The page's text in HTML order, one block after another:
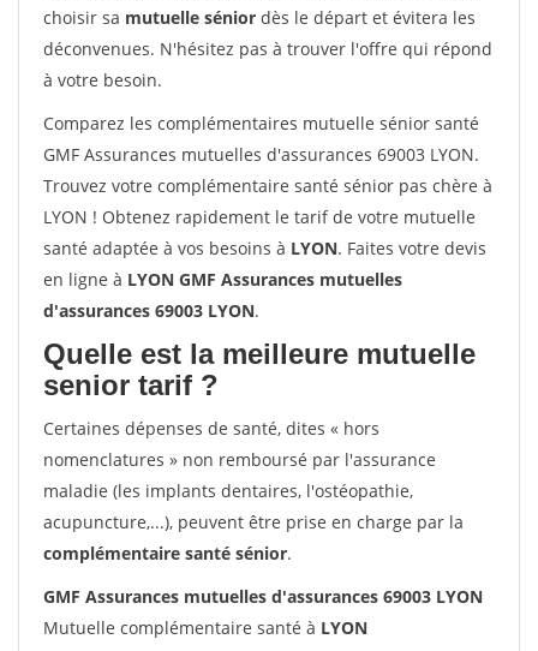
choisir sa mutuelle sénior dès le départ et évitera les
déconvenues. N'hésitez pas à trouver l'offre qui répond
à votre besoin.
Comparez les complémentaires mutuelle sénior santé
GMF Assurances mutuelles d'assurances 69003 LYON.
Trouvez votre complémentaire santé sénior pas chère à
LYON ! Obtenez rapidement le tarif de votre mutuelle
santé adaptée à vos besoins à LYON. Faites votre devis
en ligne à LYON GMF Assurances mutuelles
d'assurances 69003 LYON.
Quelle est la meilleure mutuelle
senior tarif ?
Certaines dépenses de santé, dites « hors
nomenclatures » non remboursé par l'assurance
maladie (les implants dentaires, l'ostéopathie,
acupuncture,...), peuvent être prise en charge par la
complémentaire santé sénior.
GMF Assurances mutuelles d'assurances 69003 LYON
Mutuelle complémentaire santé à LYON